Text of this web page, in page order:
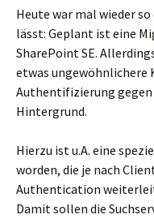
Heute war mal wieder
lässt: Geplant ist eine
SharePoint SE.
etwas ungewöhnlichere
Authentifizierung
Hintergrund.
Hierzu ist u.A. eine
worden, die je nach
Authentication
Damit sollen die